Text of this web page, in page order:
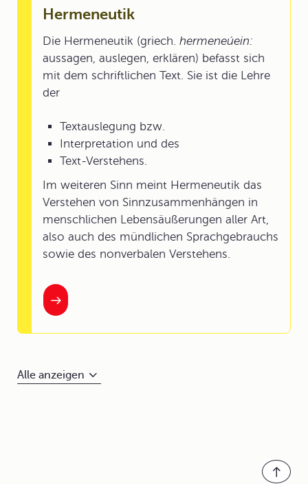
Hermeneutik
Die Hermeneutik (griech. hermeneúein:
aussagen, auslegen, erklären) befasst sich
mit dem schriftlichen Text. Sie ist die Lehre
der
Textauslegung bzw.
Interpretation und des
Text-Verstehens.
Im weiteren Sinn meint Hermeneutik das
Verstehen von Sinnzusammenhängen in
menschlichen Lebensäußerungen aller Art,
also auch des mündlichen Sprachgebrauchs
sowie des nonverbalen Verstehens.
Alle anzeigen